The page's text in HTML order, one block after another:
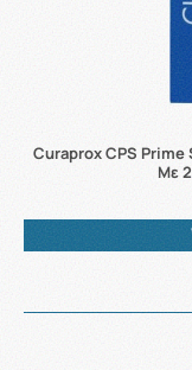
Curaprox CPS Prime
Με